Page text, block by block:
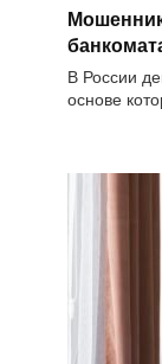
В России
основе